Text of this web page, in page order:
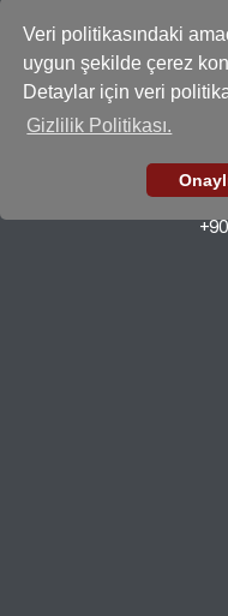
Veri politikasındaki
uygun şekilde çerez
Detaylar için veri
Gizlilik Politikası.
Uğurlar
34490